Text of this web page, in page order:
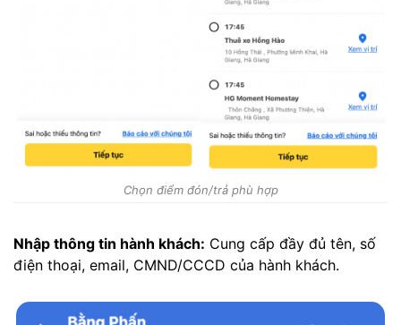
Chọn điểm đón/trả phù hợp
Nhập thông tin hành khách: Cung cấp đầy đủ tên, số
điện thoại, email, CMND/CCCD của hành khách.